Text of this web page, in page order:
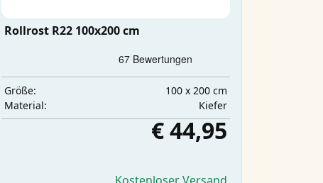
Rollrost R22 100x200 cm
Größe:
100 x 200 cm
Material:
Kiefer
€ 44,95